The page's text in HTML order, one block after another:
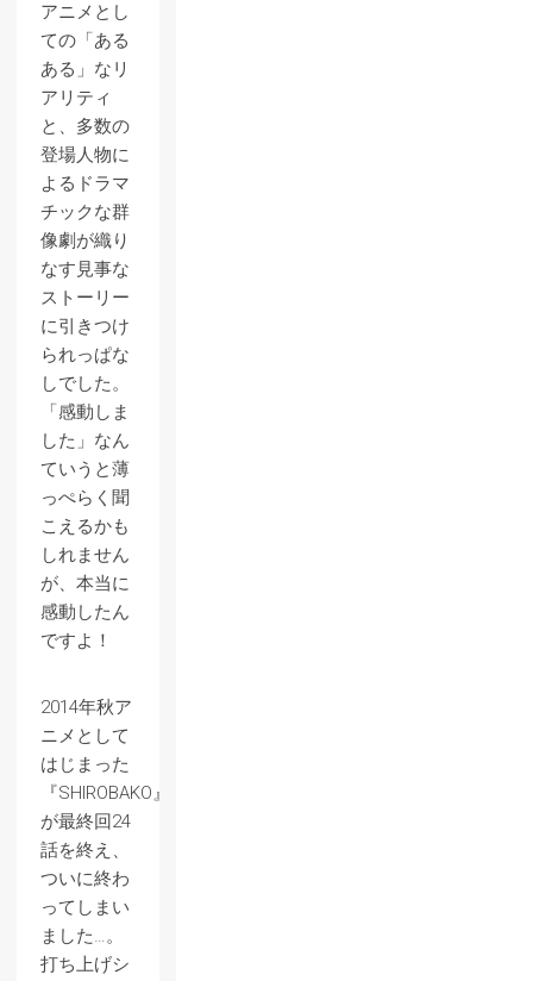
アニメとし
ての「ある
ある」なリ
アリティ
と、多数の
登場人物に
よるドラマ
チックな群
像劇が織り
なす見事な
ストーリー
に引きつけ
られっぱな
しでした。
「感動しま
した」なん
ていうと薄
っぺらく聞
こえるかも
しれません
が、本当に
感動したん
ですよ！
2014年秋ア
ニメとして
はじまった
『SHIROBAKO』
が最終回24
話を終え、
ついに終わ
ってしまい
ました…。
打ち上げシ